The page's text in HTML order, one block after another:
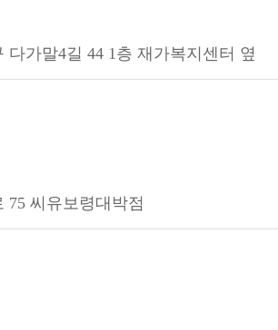
다가말4길 44 1층 재가복지센터 옆
75 씨유보령대박점